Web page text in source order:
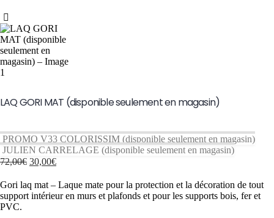
LAQ GORI MAT (disponible seulement en magasin)
PROMO V33 COLORISSIM (disponible seulement en magasin)
JULIEN CARRELAGE (disponible seulement en magasin)
72,00€ Le
initial
était :
30,00€Le
actuel
est :
Gori laq mat – Laque mate pour la protection et la décoration de tout
support intérieur en murs et plafonds et pour les supports bois, fer et
PVC.